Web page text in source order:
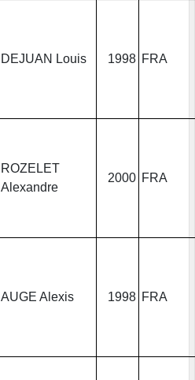
DEJUAN Louis 1998 FRA
ROZELET
Alexandre
2000 FRA
AUGE Alexis 1998 FRA